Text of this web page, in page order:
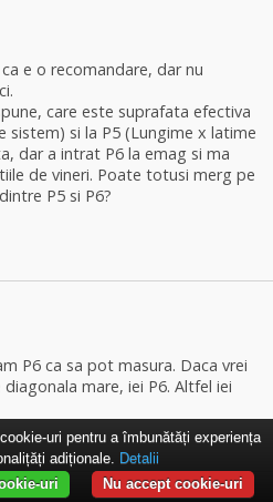
e o recomandare, dar nu
care este suprafata efectiva
sistem) si la P5 (Lungime x latime
dar a intrat P6 la emag si ma
de vineri. Poate totusi merg pe
P5 si P6?
P6 ca sa pot masura. Daca vrei
mare, iei P6. Altfel iei
uri pentru a îmbunătăți experiența
adiționale. Detalii
Nu accept cookie-uri
uri